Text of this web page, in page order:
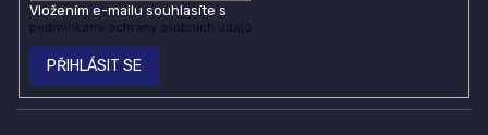
Vložením e-mailu souhlasíte s
podmínkami ochrany osobních údajů
PŘIHLÁSIT SE